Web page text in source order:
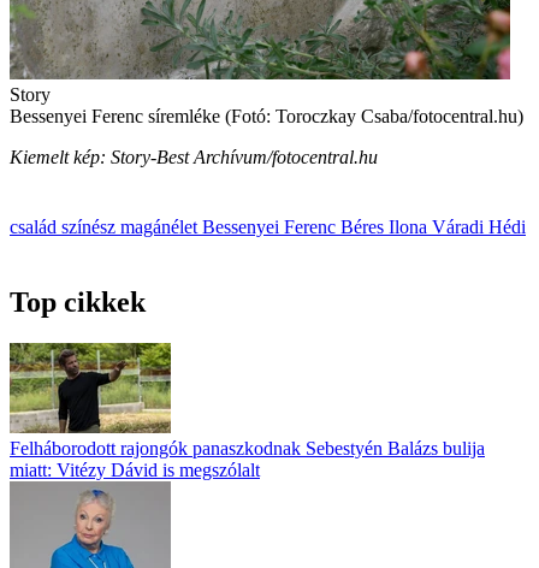
Story
Bessenyei Ferenc síremléke (Fotó: Toroczkay Csaba/fotocentral.hu)
Kiemelt kép: Story-Best Archívum/fotocentral.hu
család színész magánélet Bessenyei Ferenc Béres Ilona Váradi Hédi
Top cikkek
Felháborodott rajongók panaszkodnak Sebestyén Balázs bulija
miatt: Vitézy Dávid is megszólalt